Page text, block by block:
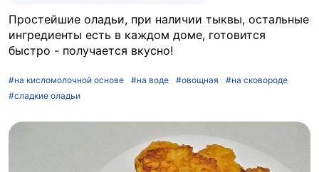
Простейшие оладьи, при наличии тыквы, остальные
ингредиенты есть в каждом доме, готовится
быстро - получается вкусно!
#на кисломолочной основе #на воде #овощная
#на сковороде
#сладкие оладьи